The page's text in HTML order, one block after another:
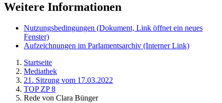
Weitere Informationen
Nutzungsbedingungen (Dokument, Link öffnet ein neues
Fenster)
Aufzeichnungen im Parlamentsarchiv (Interner Link)
Startseite
Mediathek
21. Sitzung vom 17.03.2022
TOP ZP 8
Rede von Clara Bünger